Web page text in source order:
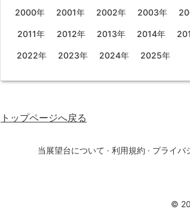
2000年 2001年 2002年 2003年
2011年 2012年 2013年 2014年
2022年 2023年 2024年 2025年
トップページへ戻る
当展望台について · 利用規約 · プライバ
©